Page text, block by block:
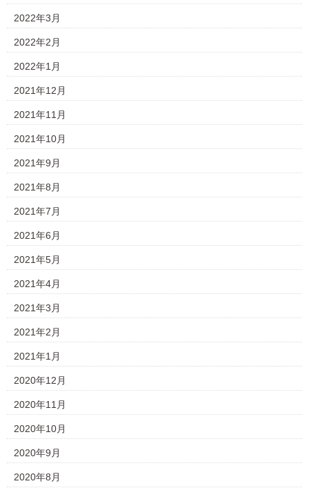
2022年3月
2022年2月
2022年1月
2021年12月
2021年11月
2021年10月
2021年9月
2021年8月
2021年7月
2021年6月
2021年5月
2021年4月
2021年3月
2021年2月
2021年1月
2020年12月
2020年11月
2020年10月
2020年9月
2020年8月